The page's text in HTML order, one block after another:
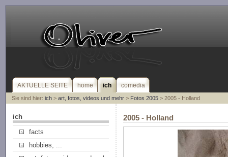
AKTUELLE SEITE home ich comedia
Sie sind hier: ich> art, fotos, videos und mehr> Fotos 2005> 2005 - Holland
ich
facts
hobbies, ...
2005 - Holland